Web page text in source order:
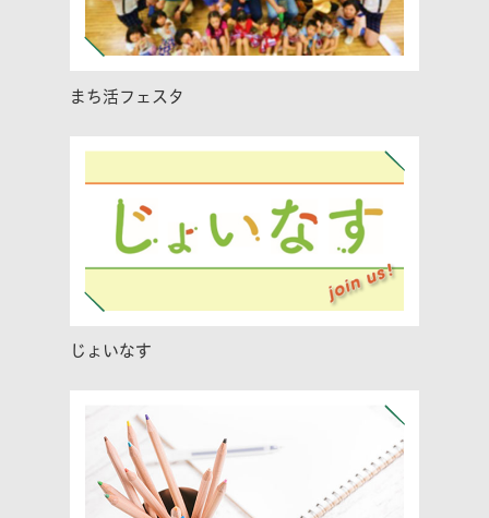
まち活フェスタ
じょいなす